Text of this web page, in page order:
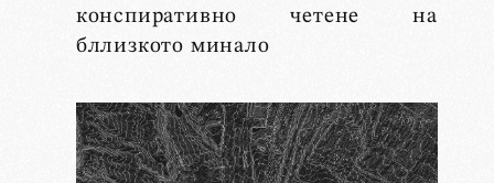
конспиративно четене на
бллизкото минало